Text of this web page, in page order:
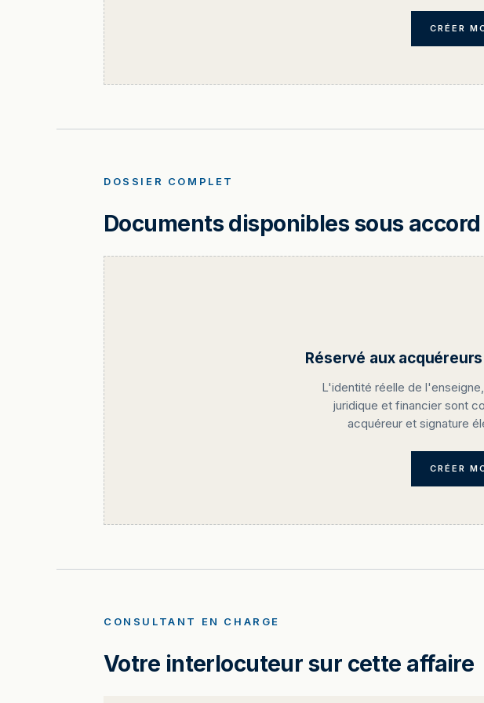
CRÉER
DOSSIER COMPLET
Documents disponibles sous
Réservé aux
L'identité réelle de
juridique et financier sont
acquéreur et signature
CRÉER
CONSULTANT EN CHARGE
Votre interlocuteur sur cette affaire